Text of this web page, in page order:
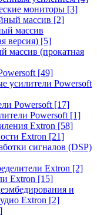
мониторы [3]
массив [2]
массив
версия) [5]
массив (прокатная
[49]
усилители Powersoft
Powersoft [17]
Powersoft [1]
Extron [58]
Extron [21]
сигналов (DSP)
Extron [2]
Extron [15]
и
Extron [2]